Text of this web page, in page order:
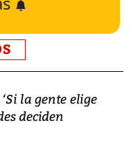
la gente elige
deciden